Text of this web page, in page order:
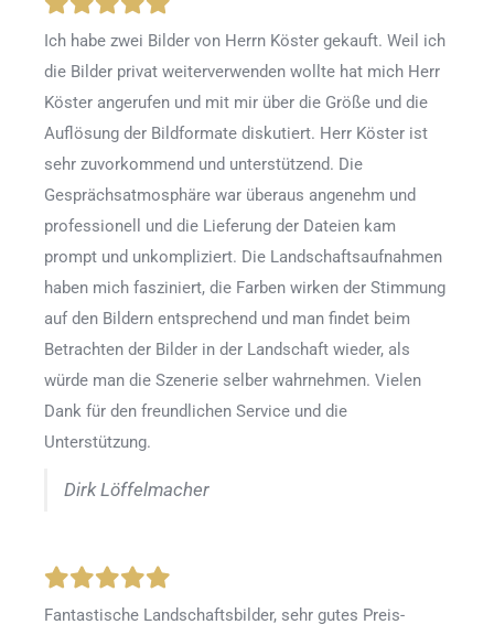
Ich habe zwei Bilder von Herrn Köster gekauft. Weil ich
die Bilder privat weiterverwenden wollte hat mich Herr
Köster angerufen und mit mir über die Größe und die
Auflösung der Bildformate diskutiert. Herr Köster ist
sehr zuvorkommend und unterstützend. Die
Gesprächsatmosphäre war überaus angenehm und
professionell und die Lieferung der Dateien kam
prompt und unkompliziert. Die Landschaftsaufnahmen
haben mich fasziniert, die Farben wirken der Stimmung
auf den Bildern entsprechend und man findet beim
Betrachten der Bilder in der Landschaft wieder, als
würde man die Szenerie selber wahrnehmen. Vielen
Dank für den freundlichen Service und die
Unterstützung.
Dirk Löffelmacher
Fantastische Landschaftsbilder, sehr gutes Preis-